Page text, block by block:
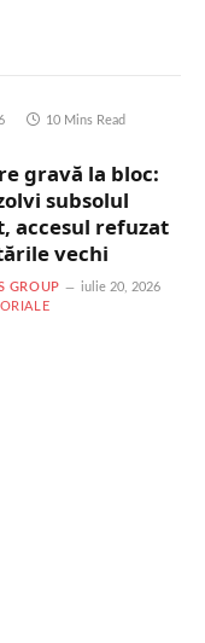
10 Mins Read
gravă la bloc:
subsolul
accesul refuzat
vechi
GROUP
iulie 20, 2026